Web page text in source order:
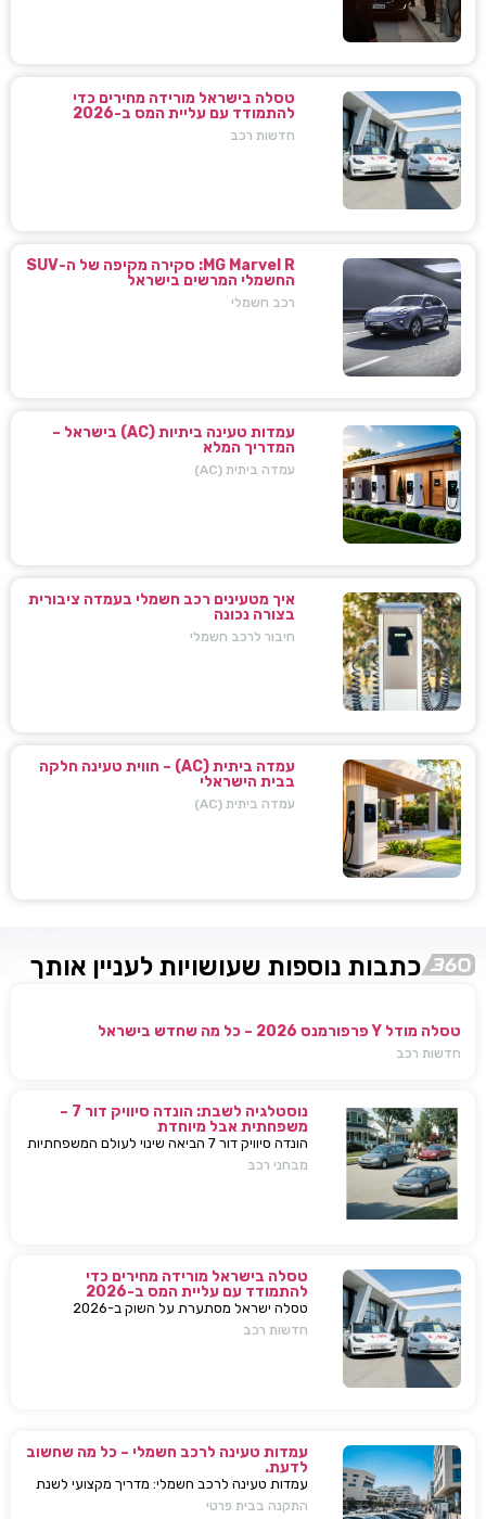
טסלה בישראל מורידה מחירים כדי
להתמודד עם עליית המס ב-2026
חדשות רכב
MG Marvel R: סקירה מקיפה של ה-SUV
החשמלי המרשים בישראל
רכב חשמלי
עמדות טעינה ביתיות (AC) בישראל –
המדריך המלא
עמדה ביתית (AC)
איך מטעינים רכב חשמלי בעמדה ציבורית
בצורה נכונה
חיבור לרכב חשמלי
עמדה ביתית (AC) – חווית טעינה חלקה
בבית הישראלי
עמדה ביתית (AC)
כתבות נוספות שעושויות לעניין אותך
טסלה מודל Y פרפורמנס 2026 – כל מה שחדש בישראל
חדשות רכב
נוסטלגיה לשבת: הונדה סיוויק דור 7 –
משפחתית אבל מיוחדת
הונדה סיוויק דור 7 הביאה שינוי לעולם המשפחתיות
בישראל — כל מה שחשוב לדעת, מפרטים ועד
מבחני רכב
טסלה בישראל מורידה מחירים כדי
להתמודד עם עליית המס ב-2026
טסלה ישראל מסתערת על השוק ב-2026
ומבצעת הפחתות מחירים של עשרות אלפי שקלים
חדשות רכב
עמדות טעינה לרכב חשמלי – כל מה שחשוב
לדעת.
עמדות טעינה לרכב חשמלי: מדריך מקצועי לשנת
2025. בחירת עמדת טעינה, התקנה בבית או
התקנה בבית פרטי